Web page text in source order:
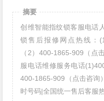
摘要
创维智能指纹锁客服电话
锁售后报修网点热线：
（2）400-1865-909（点
服电话维修服务电话
400-1865-909（点击咨询
时号码|全国统一售后客服